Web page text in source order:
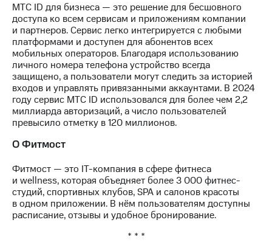
Описание
Программа
приобретения
Порядок
выкупа
акций
Дивиденды
Рынок
облигаций
Еврооблигации-2023
о
погашении
именных
облигаций
Другое
МТС ID для бизнеса — это решение для бесшовного
доступа ко всем сервисам и приложениям компании
и партнеров. Сервис легко интегрируется с любыми
платформами и доступен для абонентов всех
мобильных операторов. Благодаря использованию
личного номера телефона устройство всегда
защищено, а пользователи могут следить за историей
входов и управлять привязанными аккаунтами. В 2024
году сервис МТС ID использовался для более чем 2,2
миллиарда авторизаций, а число пользователей
превысило отметку в 120 миллионов.
О Фитмост
Фитмост — это IT-компания в сфере фитнеса
и wellness, которая объедняет более 3 000 фитнес-
студий, спортивных клубов, SPA и салонов красоты
в одном приложении. В нём пользователям доступны
расписание, отзывы и удобное бронирование.
* * *